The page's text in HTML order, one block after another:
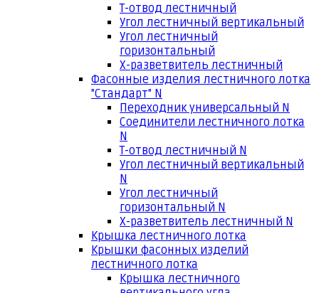
Т-отвод лестничный
Угол лестничный вертикальный
Угол лестничный
горизонтальный
Х-разветвитель лестничный
Фасонные изделия лестничного лотка
"Стандарт" N
Переходник универсальный N
Соединители лестничного лотка
N
Т-отвод лестничный N
Угол лестничный вертикальный
N
Угол лестничный
горизонтальный N
Х-разветвитель лестничный N
Крышка лестничного лотка
Крышки фасонных изделий
лестничного лотка
Крышка лестничного